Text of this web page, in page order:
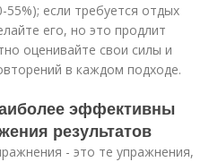
55%); если требуется отдых
его, но это продлит
оценивайте свои силы и
в каждом подходе.
эффективны
результатов
- это те упражнения,